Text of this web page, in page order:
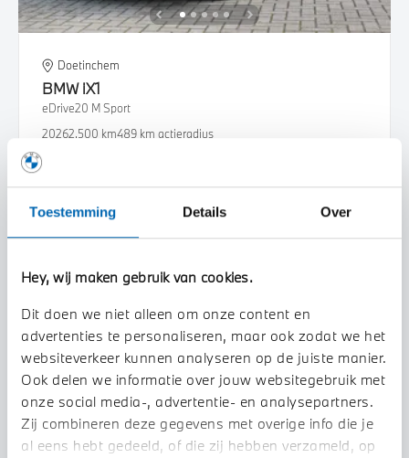
Toestemming Details Over
Hey, wij maken gebruik van cookies.
Dit doen we niet alleen om onze content en
advertenties te personaliseren, maar ook zodat we het
websiteverkeer kunnen analyseren op de juiste manier.
Ook delen we informatie over jouw websitegebruik met
onze social media-, advertentie- en analysepartners.
Zij combineren deze gegevens met overige info die je
al eens hebt gedeeld, of die zij hebben verzameld, op
Doetinchem
BMW iX1
eDrive20 M Sport
20262.500 km489 km actieradius
Bekijk details